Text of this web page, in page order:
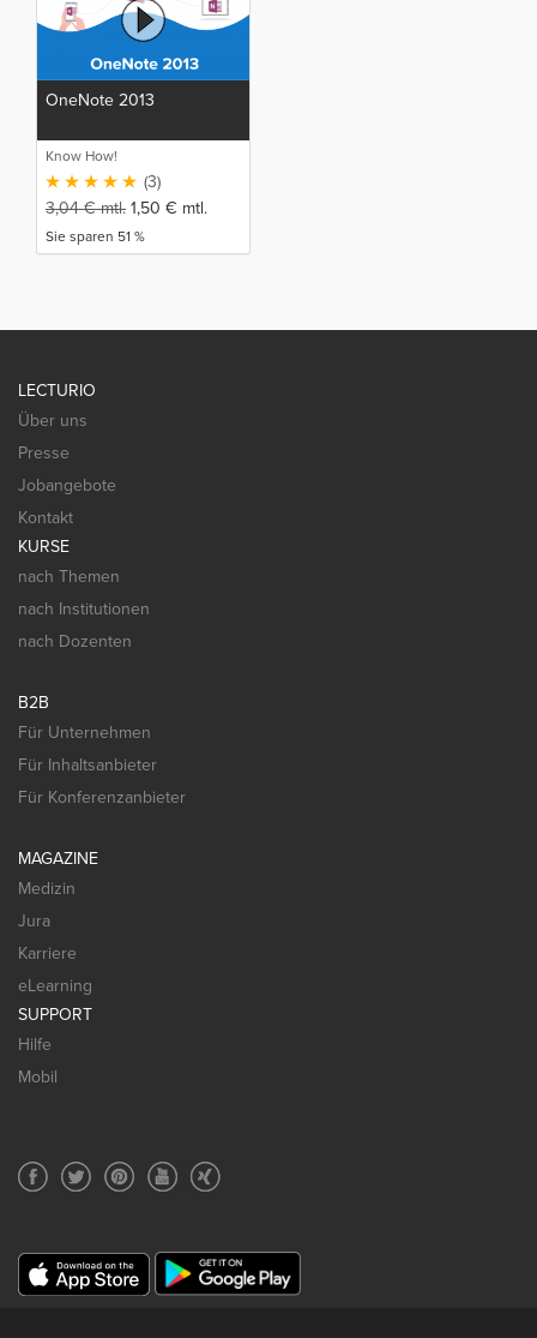
OneNote 2013
Know How!
(3)
3,04€mtl. 1,50 € mtl.
Sie sparen 51 %
LECTURIO
Über uns
Presse
Jobangebote
Kontakt
KURSE
nach Themen
nach Institutionen
nach Dozenten
B2B
Für Unternehmen
Für Inhaltsanbieter
Für Konferenzanbieter
MAGAZINE
Medizin
Jura
Karriere
eLearning
SUPPORT
Hilfe
Mobil